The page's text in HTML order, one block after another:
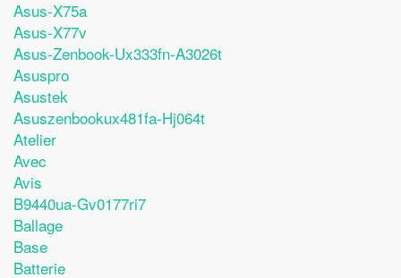
Asus-X75a
Asus-X77v
Asus-Zenbook-Ux333fn-A3026t
Asuspro
Asustek
Asuszenbookux481fa-Hj064t
Atelier
Avec
Avis
B9440ua-Gv0177ri7
Ballage
Base
Batterie